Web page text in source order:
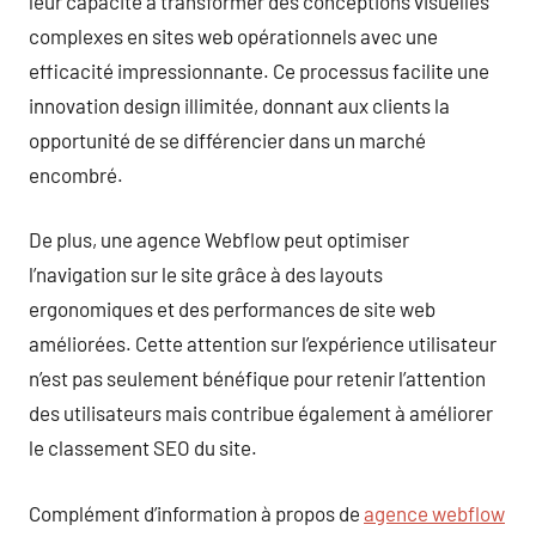
complexes en sites web opérationnels avec une
efficacité impressionnante. Ce processus facilite une
innovation design illimitée, donnant aux clients la
opportunité de se différencier dans un marché
encombré.
De plus, une agence Webflow peut optimiser
l’navigation sur le site grâce à des layouts
ergonomiques et des performances de site web
améliorées. Cette attention sur l’expérience utilisateur
n’est pas seulement bénéfique pour retenir l’attention
des utilisateurs mais contribue également à améliorer
le classement SEO du site.
Complément d’information à propos de agence webflow